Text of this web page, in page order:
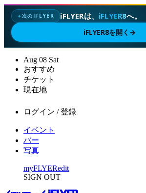
✦次のIFLYER iFLYERは、 iFLYER8へ。
iFLYER8を開く →
Aug 08 Sat
おすすめ
チケット
現在地
ログイン / 登録
イベント
バー
写真
myFLYERedit
SIGN OUT